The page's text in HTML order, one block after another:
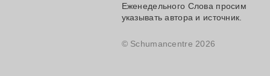
Еженедельного Слова просим
указывать автора и источник.
© Schumancentre 2026